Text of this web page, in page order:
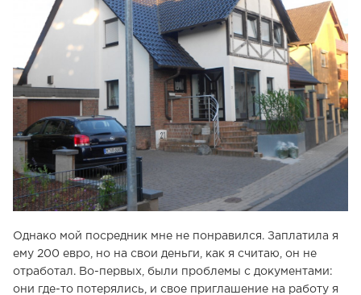
Однако мой посредник мне не понравился. Заплатила я
ему 200 евро, но на свои деньги, как я считаю, он не
отработал. Во-первых, были проблемы с документами:
они где-то потерялись, и свое приглашение на работу я